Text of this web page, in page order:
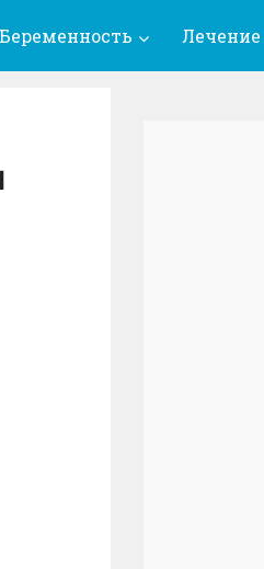
Беременность Лечение